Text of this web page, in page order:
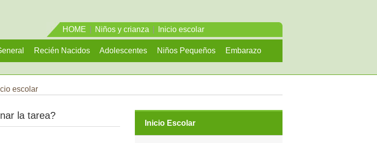
HOME Niños y crianza Inicio escolar
Recién Nacidos Adolescentes Niños Pequeños Embarazo
escolar
la tarea?
Inicio Escolar